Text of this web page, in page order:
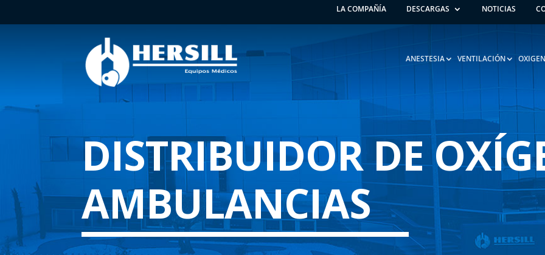
LA COMPAÑÍA DESCARGAS NOTICIAS
ANESTESIA VENTILACIÓN
DISTRIBUIDOR DE
AMBULANCIAS